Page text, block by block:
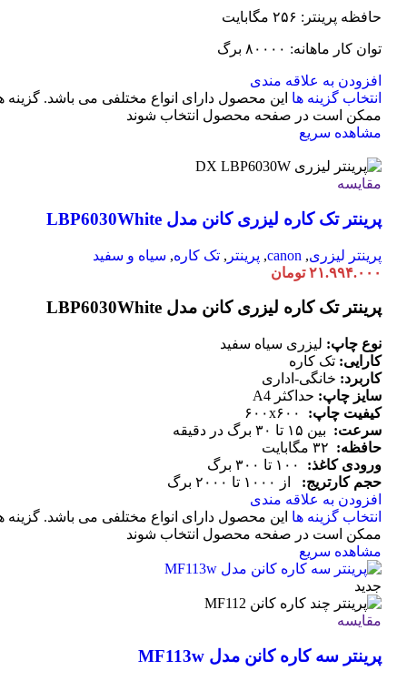
حافظه پرینتر: ۲۵۶ مگابایت
توان کار ماهانه: ۸۰۰۰۰ برگ
افزودن به علاقه مندی
انتخاب گزینه ها این محصول دارای انواع مختلفی می باشد. گزینه
ممکن است در صفحه محصول انتخاب شوند
مشاهده سریع
مقایسه
پرینتر تک کاره لیزری کانن مدل LBP6030White
پرینتر لیزری,
canon
, پرینتر , تک کاره, سیاه و سفید
۲۱.۹۹۴.۰۰۰ تومان
پرینتر تک کاره لیزری کانن مدل LBP6030White
نوع چاپ: لیزری سیاه سفید
کارایی: تک کاره
کاربرد: خانگی-اداری
سایز چاپ: حداکثر A4
کیفیت چاپ:
۶۰۰x۶۰۰
سرعت: بین ۱۵ تا ۳۰ برگ در دقیقه
حافظه: ۳۲ مگابایت
ورودی کاغذ:
۱۰۰ تا ۳۰۰ برگ
حجم کارتریج:
از ۱۰۰۰ تا ۲۰۰۰ برگ
افزودن به علاقه مندی
انتخاب گزینه ها این محصول دارای انواع مختلفی می باشد. گزینه
ممکن است در صفحه محصول انتخاب شوند
مشاهده سریع
جدید
مقایسه
پرینتر سه کاره کانن مدل MF113w